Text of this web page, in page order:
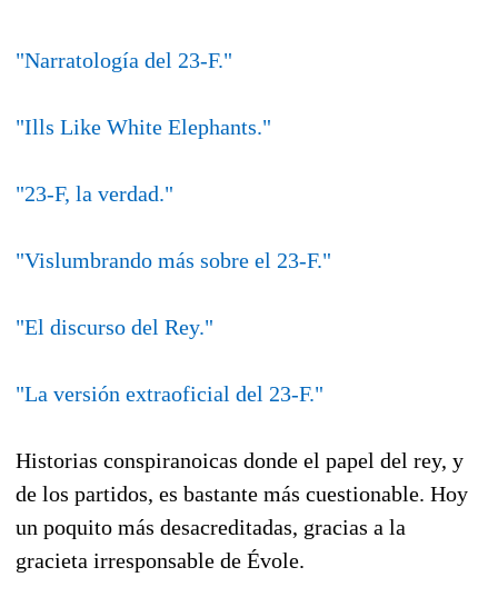
"Narratología del 23-F."
"Ills Like White Elephants."
"23-F, la verdad."
"Vislumbrando más sobre el 23-F."
"El discurso del Rey."
"La versión extraoficial del 23-F."
Historias conspiranoicas donde el papel del rey, y
de los partidos, es bastante más cuestionable. Hoy
un poquito más desacreditadas, gracias a la
gracieta irresponsable de Évole.